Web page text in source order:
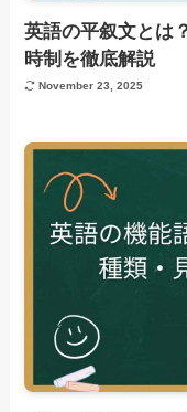
英語の平叙文とは
時制を徹底解説
November 23, 2025